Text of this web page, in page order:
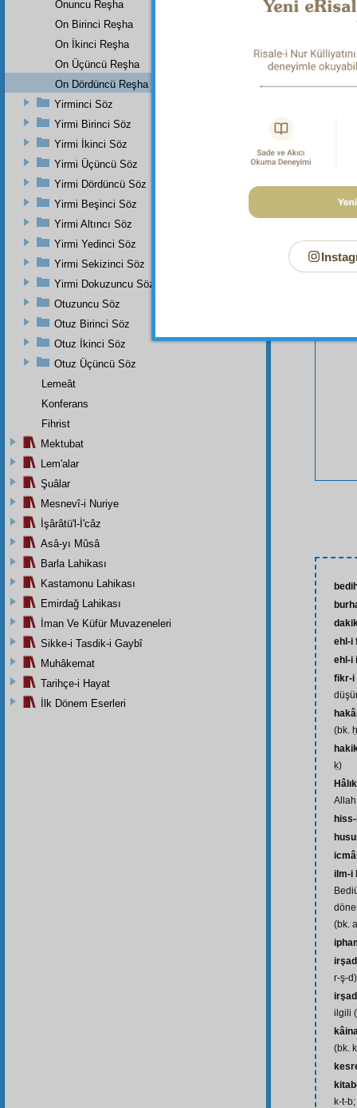
ehl-i
ehl-i
fikr-i
(bk.
ḳ)
Hâlık
ilm-i
(bk.
irşad
r-ş-d)
ilgili
(bk.
k-t-
Onuncu Reşha
On Birinci Reşha
On İkinci Reşha
On Üçüncü Reşha
On Dördüncü Reşha
Yirminci Söz
Yirmi Birinci Söz
Yirmi İkinci Söz
Yirmi Üçüncü Söz
Yirmi Dördüncü Söz
Yirmi Beşinci Söz
Yirmi Altıncı Söz
Yirmi Yedinci Söz
Yirmi Sekizinci Söz
Yirmi Dokuzuncu Söz
Otuzuncu Söz
Otuz Birinci Söz
Otuz İkinci Söz
Otuz Üçüncü Söz
Lemeât
Konferans
Fihrist
Mektubat
Lem'alar
Şuâlar
Mesnevî-i Nuriye
İşârâtü'l-İ'câz
Asâ-yı Mûsâ
Barla Lahikası
Kastamonu Lahikası
Emirdağ Lahikası
İman Ve Küfür Muvazeneleri
Sikke-i Tasdik-i Gaybî
Muhâkemat
Tarihçe-i Hayat
İlk Dönem Eserleri